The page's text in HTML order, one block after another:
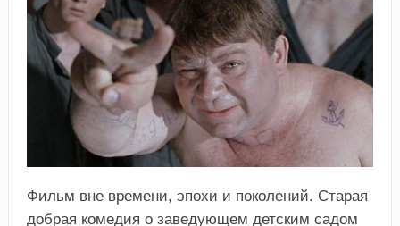
Фильм вне времени, эпохи и поколений. Старая
добрая комедия о заведующем детским садом